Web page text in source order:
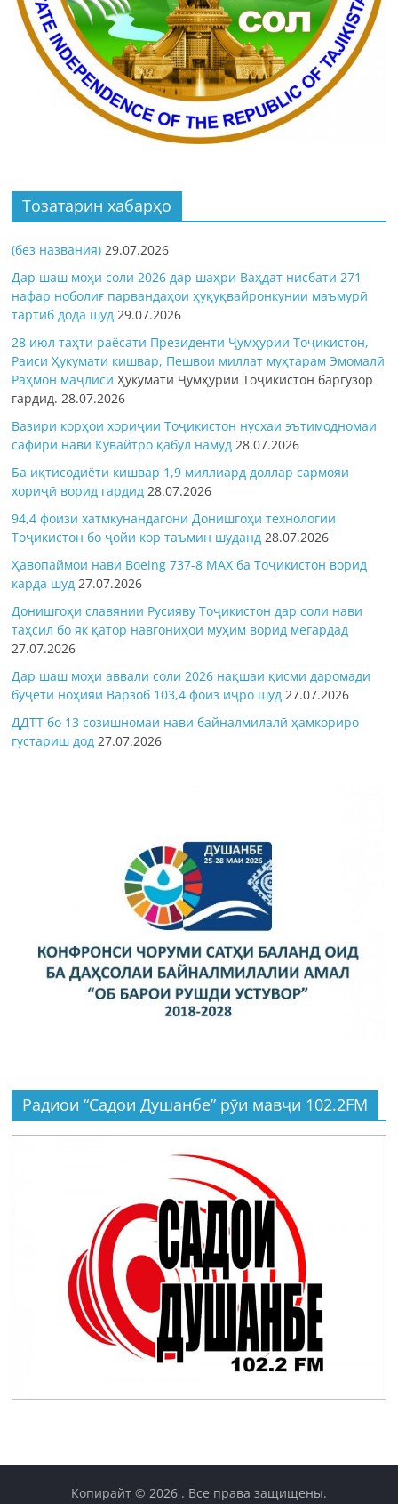
Тозатарин хабарҳо
(без названия) 29.07.2026
Дар шаш моҳи соли 2026 дар шаҳри Ваҳдат нисбати 271
нафар ноболиғ парвандаҳои ҳуқуқвайронкунии маъмурӣ
тартиб дода шуд 29.07.2026
28 июл таҳти раёсати Президенти Ҷумҳурии Тоҷикистон,
Раиси Ҳукумати кишвар, Пешвои миллат муҳтарам Эмомалӣ
Раҳмон маҷлисиҲукумати Ҷумҳурии Тоҷикистон баргузор
гардид.28.07.2026
Вазири корҳои хориҷии Тоҷикистон нусхаи эътимодномаи
сафири нави Кувайтро қабул намуд 28.07.2026
Ба иқтисодиёти кишвар 1,9 миллиард доллар сармояи
хориҷӣ ворид гардид 28.07.2026
94,4 фоизи хатмкунандагони Донишгоҳи технологии
Тоҷикистон бо ҷойи кор таъмин шуданд 28.07.2026
Ҳавопаймои нави Boeing 737-8 MAX ба Тоҷикистон ворид
карда шуд 27.07.2026
Донишгоҳи славянии Русияву Тоҷикистон дар соли нави
таҳсил бо як қатор навгониҳои муҳим ворид мегардад
27.07.2026
Дар шаш моҳи аввали соли 2026 нақшаи қисми даромади
буҷети ноҳияи Варзоб 103,4 фоиз иҷро шуд 27.07.2026
ДДТТ бо 13 созишномаи нави байналмилалӣ ҳамкориро
густариш дод 27.07.2026
Радиои “Садои Душанбе” рӯи мавҷи 102.2FM
Копирайт © 2026 . Все права защищены.